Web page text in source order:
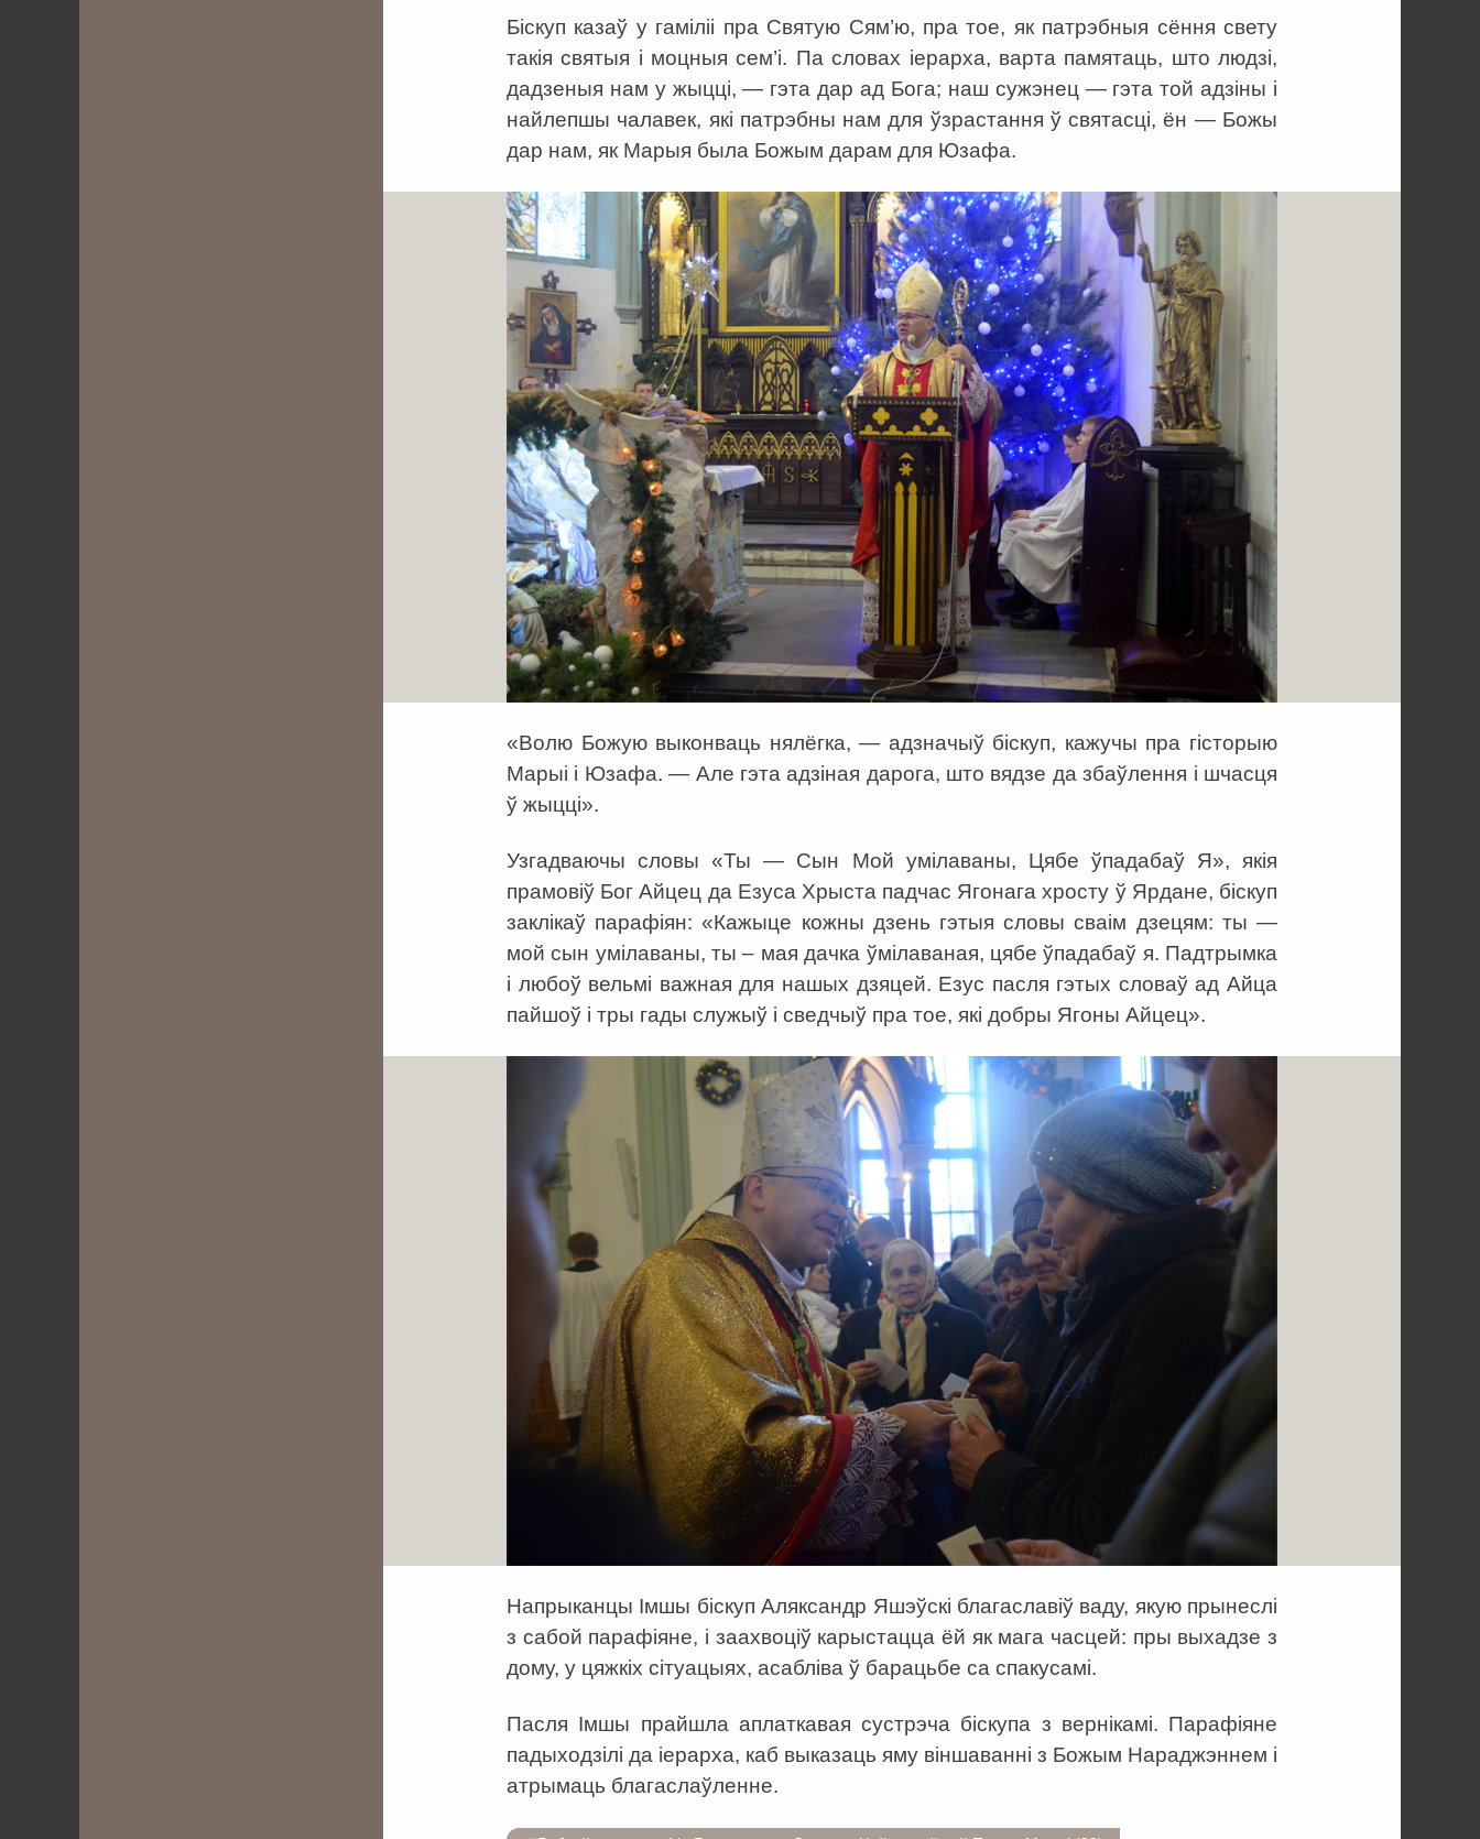
Біскуп казаў у гаміліі пра Святую Сям’ю, пра тое, як патрэбныя сёння свету
такія святыя і моцныя сем’і. Па словах іерарха, варта памятаць, што людзі,
дадзеныя нам у жыцці, — гэта дар ад Бога; наш сужэнец — гэта той адзіны і
найлепшы чалавек, які патрэбны нам для ўзрастання ў святасці, ён — Божы
дар нам, як Марыя была Божым дарам для Юзафа.
«Волю Божую выконваць нялёгка, — адзначыў біскуп, кажучы пра гісторыю
Марыі і Юзафа. — Але гэта адзіная дарога, што вядзе да збаўлення і шчасця
ў жыцці».
Узгадваючы словы «Ты — Сын Мой умілаваны, Цябе ўпадабаў Я», якія
прамовіў Бог Айцец да Езуса Хрыста падчас Ягонага хросту ў Ярдане, біскуп
заклікаў парафіян: «Кажыце кожны дзень гэтыя словы сваім дзецям: ты —
мой сын умілаваны, ты – мая дачка ўмілаваная, цябе ўпадабаў я. Падтрымка
і любоў вельмі важная для нашых дзяцей. Езус пасля гэтых словаў ад Айца
пайшоў і тры гады служыў і сведчыў пра тое, які добры Ягоны Айцец».
Напрыканцы Імшы біскуп Аляксандр Яшэўскі благаславіў ваду, якую прынеслі
з сабой парафіяне, і заахвоціў карыстацца ёй як мага часцей: пры выхадзе з
дому, у цяжкіх сітуацыях, асабліва ў барацьбе са спакусамі.
Пасля Імшы прайшла аплаткавая сустрэча біскупа з вернікамі. Парафіяне
падыходзілі да іерарха, каб выказаць яму віншаванні з Божым Нараджэннем і
атрымаць благаслаўленне.